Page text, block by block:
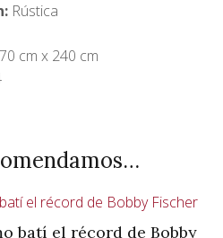
Rústica
cm x 240 cm
batí el récord de Bobby